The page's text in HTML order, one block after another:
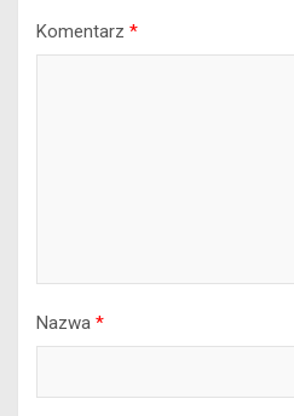
Komentarz *
Nazwa *